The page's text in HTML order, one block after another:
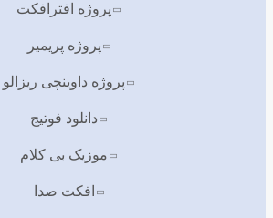
پروژه افترافکت
پروژه پریمیر
پروژه داوینچی ریزالو
دانلود فوتیج
موزیک بی کلام
افکت صدا